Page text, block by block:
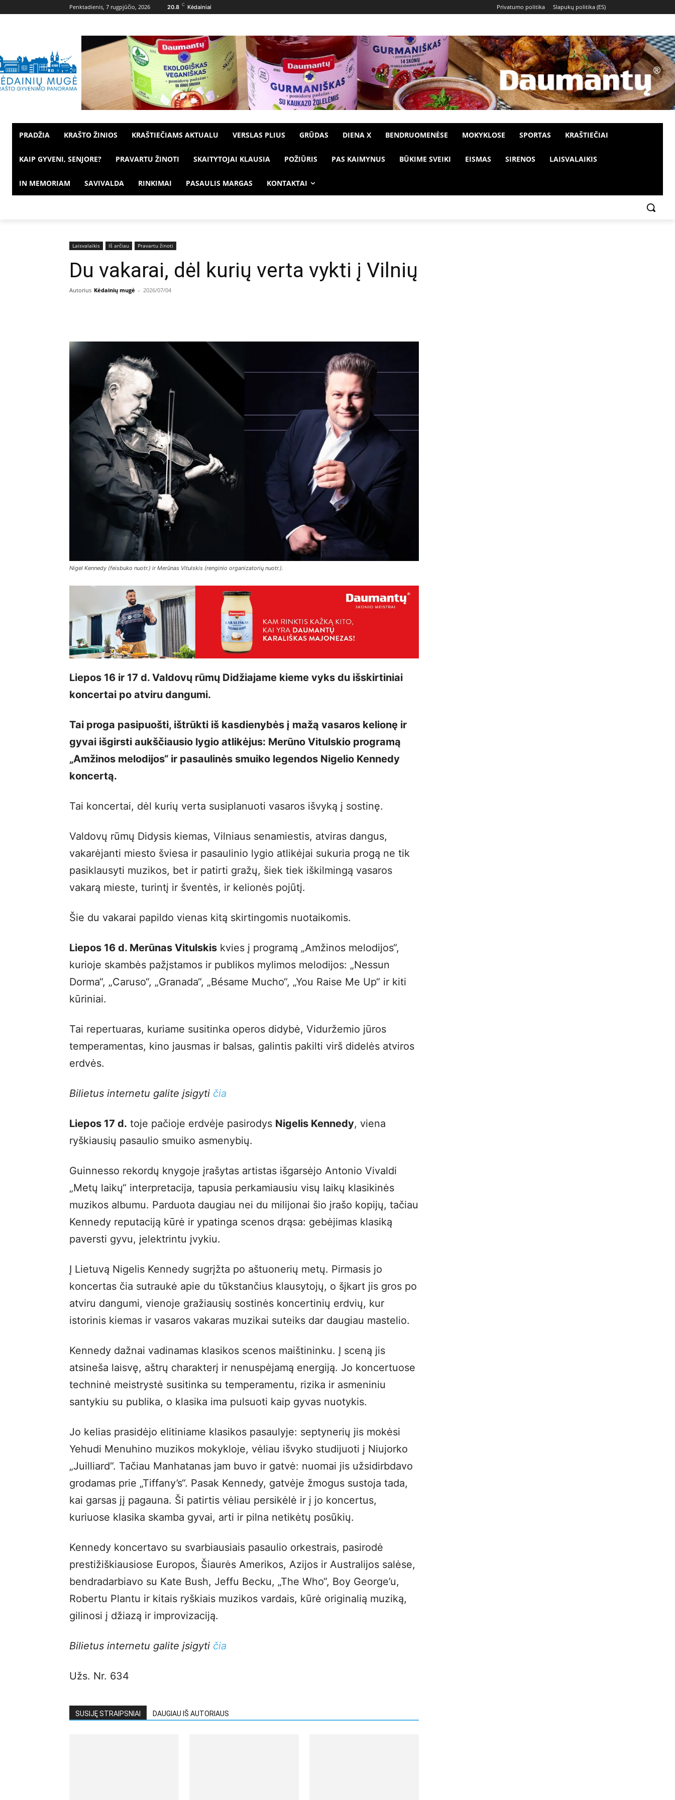
Penktadienis, 7 rugpjūčio, 2026 20.8 C Kėdainiai Privatumo politika Slapukų politika (ES)
PRADŽIA KRAŠTO ŽINIOS KRAŠTIEČIAMS AKTUALU VERSLAS PLIUS GRŪDAS DIENA X BENDRUOMENĖSE MOKYKLOSE SPORTAS KRAŠTIEČIAI
KAIP GYVENI, SENJORE? PRAVARTU ŽINOTI SKAITYTOJAI KLAUSIA POŽIŪRIS PAS KAIMYNUS BŪKIME SVEIKI EISMAS SIRENOS LAISVALAIKIS
IN MEMORIAM SAVIVALDA RINKIMAI PASAULIS MARGAS KONTAKTAI
Laisvalaikis Iš arčiau Pravartu žinoti
Du vakarai, dėl kurių verta vykti į Vilnių
Autorius Kėdainių mugė - 2026/07/04
Nigel Kennedy (feisbuko nuotr.) ir Merūnas Vitulskis (renginio organizatorių nuotr.).
Liepos 16 ir 17 d. Valdovų rūmų Didžiajame kieme vyks du išskirtiniai
koncertai po atviru dangumi.
Tai proga pasipuošti, ištrūkti iš kasdienybės į mažą vasaros kelionę ir
gyvai išgirsti aukščiausio lygio atlikėjus: Merūno Vitulskio programą
„Amžinos melodijos“ ir pasaulinės smuiko legendos Nigelio Kennedy
koncertą.
Tai koncertai, dėl kurių verta susiplanuoti vasaros išvyką į sostinę.
Valdovų rūmų Didysis kiemas, Vilniaus senamiestis, atviras dangus,
vakarėjanti miesto šviesa ir pasaulinio lygio atlikėjai sukuria progą ne tik
pasiklausyti muzikos, bet ir patirti gražų, šiek tiek iškilmingą vasaros
vakarą mieste, turintį ir šventės, ir kelionės pojūtį.
Šie du vakarai papildo vienas kitą skirtingomis nuotaikomis.
Liepos 16 d. Merūnas Vitulskis kvies į programą „Amžinos melodijos“,
kurioje skambės pažįstamos ir publikos mylimos melodijos: „Nessun
Dorma“, „Caruso“, „Granada“, „Bésame Mucho“, „You Raise Me Up“ ir kiti
kūriniai.
Tai repertuaras, kuriame susitinka operos didybė, Viduržemio jūros
temperamentas, kino jausmas ir balsas, galintis pakilti virš didelės atviros
erdvės.
Bilietus internetu galite įsigyti čia
Liepos 17 d. toje pačioje erdvėje pasirodys Nigelis Kennedy, viena
ryškiausių pasaulio smuiko asmenybių.
Guinnesso rekordų knygoje įrašytas artistas išgarsėjo Antonio Vivaldi
„Metų laikų“ interpretacija, tapusia perkamiausiu visų laikų klasikinės
muzikos albumu. Parduota daugiau nei du milijonai šio įrašo kopijų, tačiau
Kennedy reputaciją kūrė ir ypatinga scenos drąsa: gebėjimas klasiką
paversti gyvu, įelektrintu įvykiu.
Į Lietuvą Nigelis Kennedy sugrįžta po aštuonerių metų. Pirmasis jo
koncertas čia sutraukė apie du tūkstančius klausytojų, o šįkart jis gros po
atviru dangumi, vienoje gražiausių sostinės koncertinių erdvių, kur
istorinis kiemas ir vasaros vakaras muzikai suteiks dar daugiau mastelio.
Kennedy dažnai vadinamas klasikos scenos maištininku. Į sceną jis
atsineša laisvę, aštrų charakterį ir nenuspėjamą energiją. Jo koncertuose
techninė meistrystė susitinka su temperamentu, rizika ir asmeniniu
santykiu su publika, o klasika ima pulsuoti kaip gyvas nuotykis.
Jo kelias prasidėjo elitiniame klasikos pasaulyje: septynerių jis mokėsi
Yehudi Menuhino muzikos mokykloje, vėliau išvyko studijuoti į Niujorko
„Juilliard“. Tačiau Manhatanas jam buvo ir gatvė: nuomai jis užsidirbdavo
grodamas prie „Tiffany’s“. Pasak Kennedy, gatvėje žmogus sustoja tada,
kai garsas jį pagauna. Ši patirtis vėliau persikėlė ir į jo koncertus,
kuriuose klasika skamba gyvai, arti ir pilna netikėtų posūkių.
Kennedy koncertavo su svarbiausiais pasaulio orkestrais, pasirodė
prestižiškiausiose Europos, Šiaurės Amerikos, Azijos ir Australijos salėse,
bendradarbiavo su Kate Bush, Jeffu Becku, „The Who“, Boy George’u,
Robertu Plantu ir kitais ryškiais muzikos vardais, kūrė originalią muziką,
gilinosi į džiazą ir improvizaciją.
Bilietus internetu galite įsigyti čia
Užs. Nr. 634
SUSIJĘ STRAIPSNIAI DAUGIAU IŠ AUTORIAUS